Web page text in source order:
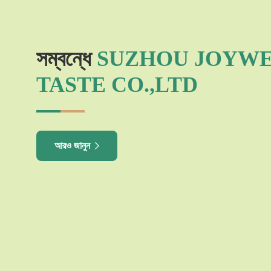
সম্বন্ধে SUZHOU
TASTE CO.,LTD
আরও জানুন